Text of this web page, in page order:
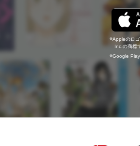
Appleのロ
Inc.の商標
Google